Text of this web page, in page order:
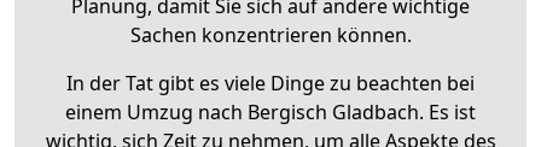
Planung, damit Sie sich auf andere wichtige
Sachen konzentrieren können.
In der Tat gibt es viele Dinge zu beachten bei
einem Umzug nach Bergisch Gladbach. Es ist
wichtig, sich Zeit zu nehmen, um alle Aspekte des